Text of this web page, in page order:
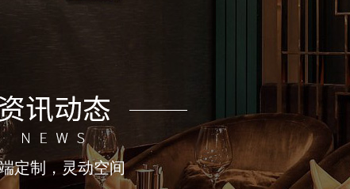
定制，灵动空间